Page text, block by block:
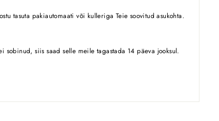
tasuta pakiautomaati või kulleriga Teie soovitud asukohta.
siis saad selle meile tagastada 14 päeva jooksul.